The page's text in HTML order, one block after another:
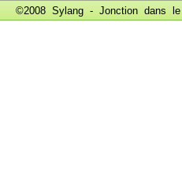
©2008 Sylang - Jonction dans le